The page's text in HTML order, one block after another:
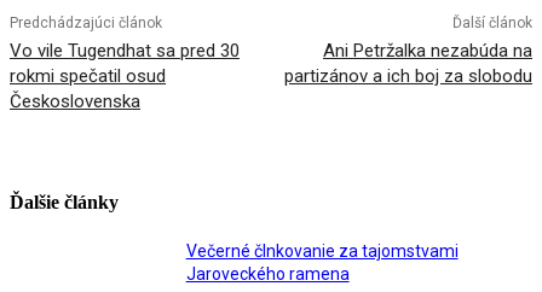
Predchádzajúci článok
Vo vile Tugendhat sa pred 30
rokmi spečatil osud
Československa
Ďalší článok
Ani Petržalka nezabúda na
partizánov a ich boj za slobodu
Ďalšie články
Večerné člnkovanie za tajomstvami
Jaroveckého ramena